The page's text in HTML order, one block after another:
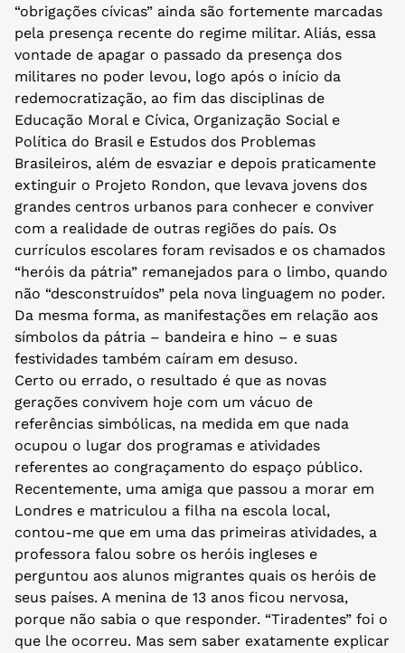
“obrigações cívicas” ainda são fortemente marcadas
pela presença recente do regime militar. Aliás, essa
vontade de apagar o passado da presença dos
militares no poder levou, logo após o início da
redemocratização, ao fim das disciplinas de
Educação Moral e Cívica, Organização Social e
Política do Brasil e Estudos dos Problemas
Brasileiros, além de esvaziar e depois praticamente
extinguir o Projeto Rondon, que levava jovens dos
grandes centros urbanos para conhecer e conviver
com a realidade de outras regiões do país. Os
currículos escolares foram revisados e os chamados
“heróis da pátria” remanejados para o limbo, quando
não “desconstruídos” pela nova linguagem no poder.
Da mesma forma, as manifestações em relação aos
símbolos da pátria – bandeira e hino – e suas
festividades também caíram em desuso.
Certo ou errado, o resultado é que as novas
gerações convivem hoje com um vácuo de
referências simbólicas, na medida em que nada
ocupou o lugar dos programas e atividades
referentes ao congraçamento do espaço público.
Recentemente, uma amiga que passou a morar em
Londres e matriculou a filha na escola local,
contou-me que em uma das primeiras atividades, a
professora falou sobre os heróis ingleses e
perguntou aos alunos migrantes quais os heróis de
seus países. A menina de 13 anos ficou nervosa,
porque não sabia o que responder. “Tiradentes” foi o
que lhe ocorreu. Mas sem saber exatamente explicar